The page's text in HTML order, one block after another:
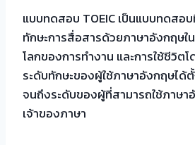
แบบทดสอบ TOEIC เป็นแบบทดสอบ
ทักษะการสื่อสารด้วยภาษาอังกฤษใ
โลกของการทำงาน และการใช้ชีวิต
ระดับทักษะของผู้ใช้ภาษาอังกฤษได้
จนถึงระดับของผู้ที่สามารถใช้ภาษา
เจ้าของภาษา